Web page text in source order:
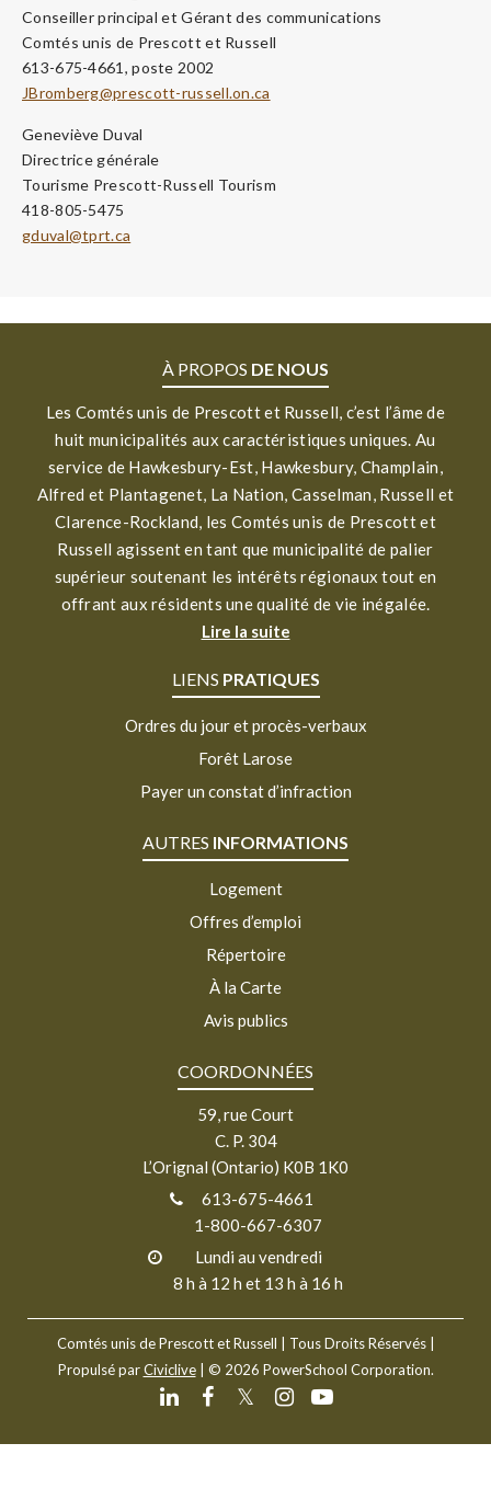
Conseiller principal et Gérant des communications
Comtés unis de Prescott et Russell
613-675-4661, poste 2002
JBromberg@prescott-russell.on.ca
Geneviève Duval
Directrice générale
Tourisme Prescott-Russell Tourism
418-805-5475
gduval@tprt.ca
À PROPOS DE NOUS
Les Comtés unis de Prescott et Russell, c’est l’âme de
huit municipalités aux caractéristiques uniques. Au
service de Hawkesbury-Est, Hawkesbury, Champlain,
Alfred et Plantagenet, La Nation, Casselman, Russell et
Clarence-Rockland, les Comtés unis de Prescott et
Russell agissent en tant que municipalité de palier
supérieur soutenant les intérêts régionaux tout en
offrant aux résidents une qualité de vie inégalée.
Lire la suite
LIENS PRATIQUES
Ordres du jour et procès-verbaux
Forêt Larose
Payer un constat d’infraction
AUTRES INFORMATIONS
Logement
Offres d’emploi
Répertoire
À la Carte
Avis publics
COORDONNÉES
59, rue Court
C. P. 304
L’Orignal (Ontario) K0B 1K0
613-675-4661
1-800-667-6307
Lundi au vendredi
8 h à 12 h et 13 h à 16 h
Comtés unis de Prescott et Russell
| Tous Droits Réservés |
Propulsé parCiviclive| © 2026 PowerSchool Corporation.
𝕏